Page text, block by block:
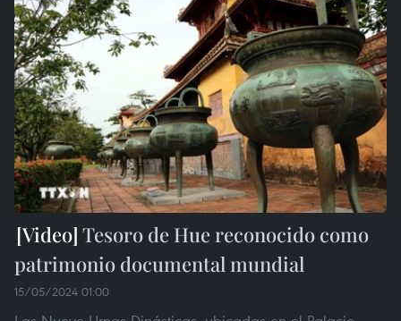
Tesoro de Hue reconocido como
patrimonio documental mundial
15/05/2024 01:00